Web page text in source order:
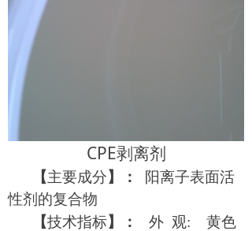
CPE剥离剂
【主要成分】：
阳离子表面活
性剂的复合物
【技术指标】 ：
外 观: 黄色